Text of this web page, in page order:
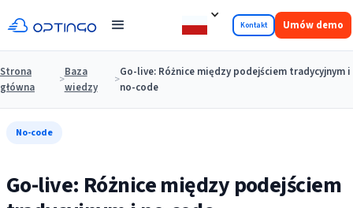
Kontakt Umów demo
Strona
główna
>
Baza
wiedzy
>
Go-live: Różnice między podejściem tradycyjnym i
no-code
No-code
Go-live: Różnice między podejściem